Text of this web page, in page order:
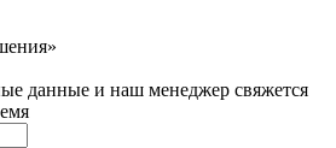
данные и наш менеджер свяжется